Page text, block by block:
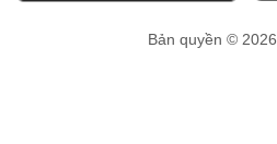
Bản quyền ©